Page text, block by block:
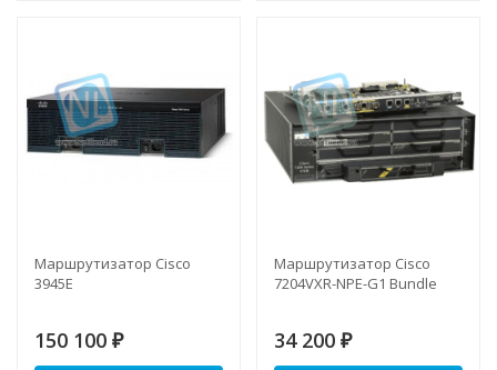
Маршрутизатор Cisco
3945E
150 100 ₽
Маршрутизатор Cisco
7204VXR-NPE-G1 Bundle
34 200 ₽